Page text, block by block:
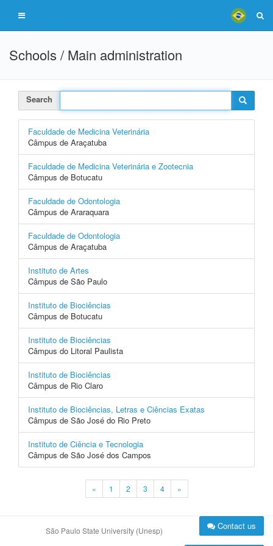
Schools / Main administration
Search
Faculdade de Medicina Veterinária
Câmpus de Araçatuba
Faculdade de Medicina Veterinária e Zootecnia
Câmpus de Botucatu
Faculdade de Odontologia
Câmpus de Araraquara
Faculdade de Odontologia
Câmpus de Araçatuba
Instituto de Artes
Câmpus de São Paulo
Instituto de Biociências
Câmpus de Botucatu
Instituto de Biociências
Câmpus do Litoral Paulista
Instituto de Biociências
Câmpus de Rio Claro
Instituto de Biociências, Letras e Ciências Exatas
Câmpus de São José do Rio Preto
Instituto de Ciência e Tecnologia
Câmpus de São José dos Campos
« 1 2 3 4 »
São Paulo State University (Unesp) Contact us